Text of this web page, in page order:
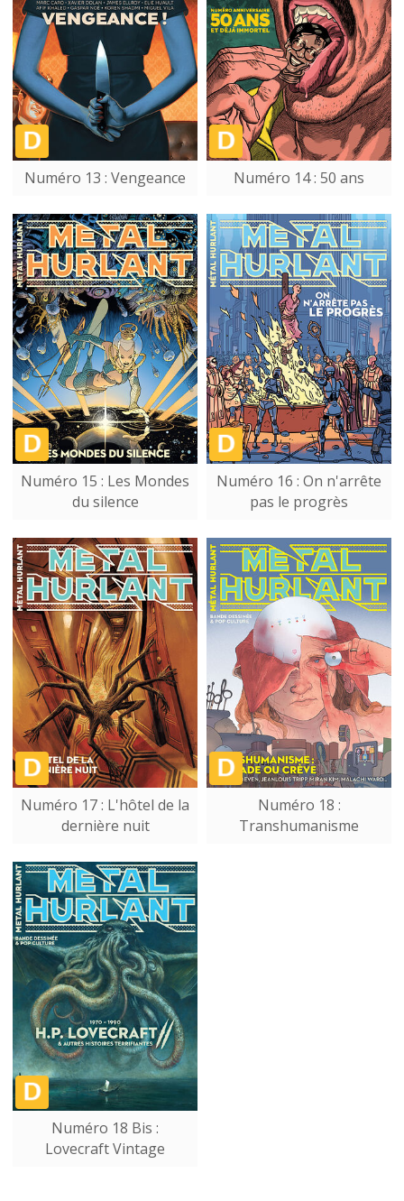
Numéro 13 : Vengeance Numéro 14 : 50 ans
Numéro 15 : Les Mondes
du silence
Numéro 16 : On n'arrête
pas le progrès
Numéro 17 : L'hôtel de la
dernière nuit
Numéro 18 :
Transhumanisme
Numéro 18 Bis :
Lovecraft Vintage